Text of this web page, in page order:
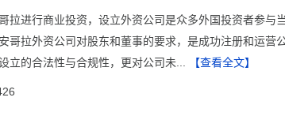
拉进行商业投资，设立外资公司是众多外国投资者参与
哥拉外资公司对股东和董事的要求，是成功注册和运营
立的合法性与合规性，更对公司未...
【查看全文】